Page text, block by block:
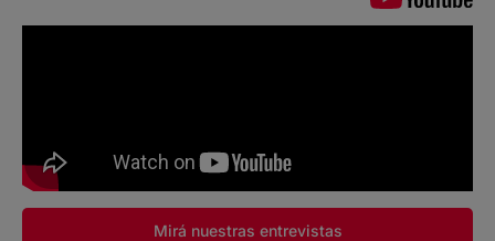
Mirá nuestras entrevistas